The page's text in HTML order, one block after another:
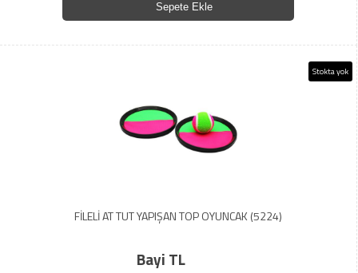
Sepete Ekle
Stokta yok
FİLELİ AT TUT YAPIŞAN TOP OYUNCAK (5224)
Bayi TL